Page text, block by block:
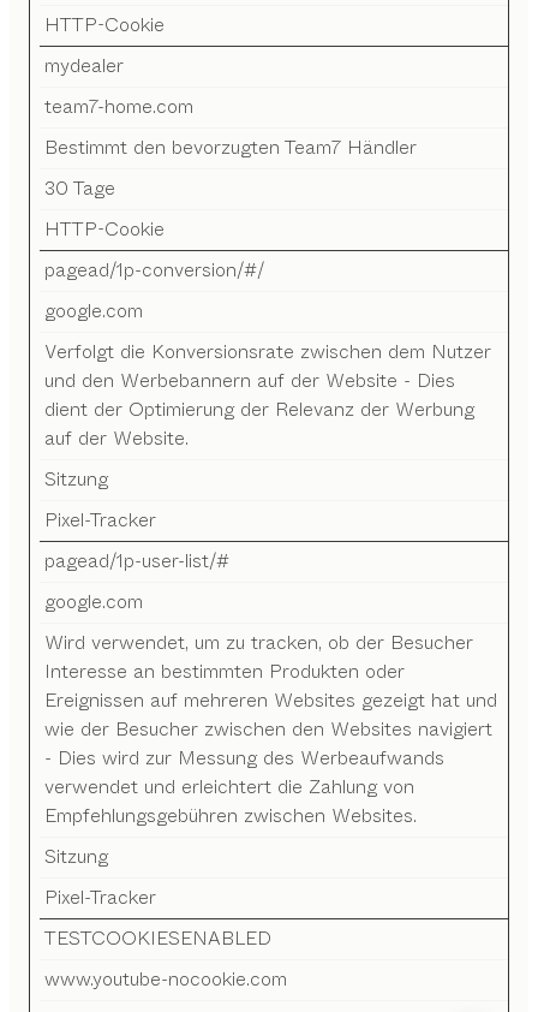
HTTP-Cookie
mydealer
team7-home.com
Bestimmt den bevorzugten Team7 Händler
30 Tage
HTTP-Cookie
pagead/1p-conversion/#/
google.com
Verfolgt die Konversionsrate zwischen dem Nutzer
und den Werbebannern auf der Website - Dies
dient der Optimierung der Relevanz der Werbung
auf der Website.
Sitzung
Pixel-Tracker
pagead/1p-user-list/#
google.com
Wird verwendet, um zu tracken, ob der Besucher
Interesse an bestimmten Produkten oder
Ereignissen auf mehreren Websites gezeigt hat und
wie der Besucher zwischen den Websites navigiert
- Dies wird zur Messung des Werbeaufwands
verwendet und erleichtert die Zahlung von
Empfehlungsgebühren zwischen Websites.
Sitzung
Pixel-Tracker
TESTCOOKIESENABLED
www.youtube-nocookie.com